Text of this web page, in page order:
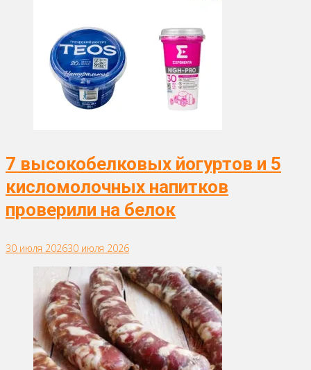
7 высокобелковых йогуртов и 5
кисломолочных напитков
проверили на белок
30 июля 202630 июля 2026